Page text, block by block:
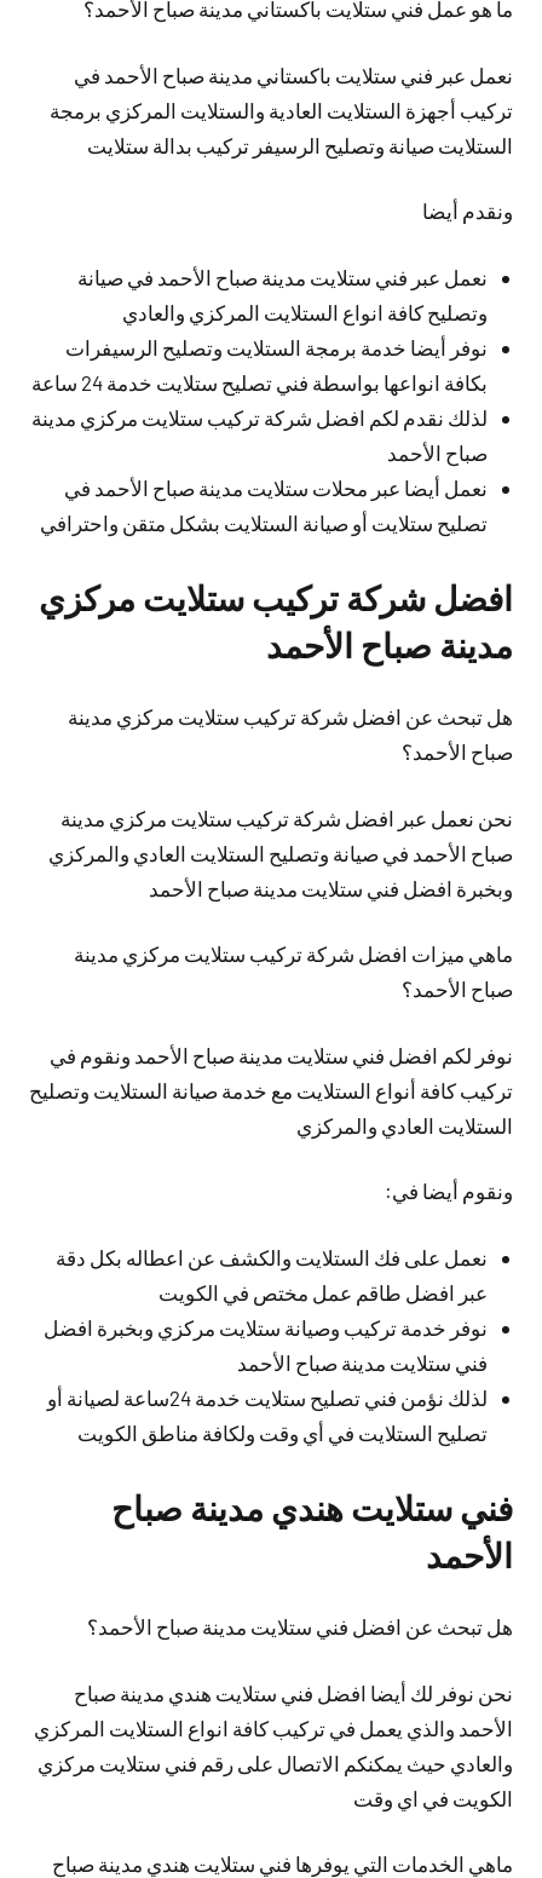
ما هو عمل فني ستلايت باكستاني مدينة صباح الأحمد؟
نعمل عبر فني ستلايت باكستاني مدينة صباح الأحمد في
تركيب أجهزة الستلايت العادية والستلايت المركزي برمجة
الستلايت صيانة وتصليح الرسيفر تركيب بدالة ستلايت
ونقدم أيضا
نعمل عبر فني ستلايت مدينة صباح الأحمد في صيانة
وتصليح كافة انواع الستلايت المركزي والعادي
نوفر أيضا خدمة برمجة الستلايت وتصليح الرسيفرات
بكافة انواعها بواسطة فني تصليح ستلايت خدمة 24 ساعة
لذلك نقدم لكم افضل شركة تركيب ستلايت مركزي مدينة
صباح الأحمد
نعمل أيضا عبر محلات ستلايت مدينة صباح الأحمد في
تصليح ستلايت أو صيانة الستلايت بشكل متقن واحترافي
افضل شركة تركيب ستلايت مركزي
مدينة صباح الأحمد
هل تبحث عن افضل شركة تركيب ستلايت مركزي مدينة
صباح الأحمد؟
نحن نعمل عبر افضل شركة تركيب ستلايت مركزي مدينة
صباح الأحمد في صيانة وتصليح الستلايت العادي والمركزي
وبخبرة افضل فني ستلايت مدينة صباح الأحمد
ماهي ميزات افضل شركة تركيب ستلايت مركزي مدينة
صباح الأحمد؟
نوفر لكم افضل فني ستلايت مدينة صباح الأحمد ونقوم في
تركيب كافة أنواع الستلايت مع خدمة صيانة الستلايت وتصليح
الستلايت العادي والمركزي
ونقوم أيضا في:
نعمل على فك الستلايت والكشف عن اعطاله بكل دقة
عبر افضل طاقم عمل مختص في الكويت
نوفر خدمة تركيب وصيانة ستلايت مركزي وبخبرة افضل
فني ستلايت مدينة صباح الأحمد
لذلك نؤمن فني تصليح ستلايت خدمة 24ساعة لصيانة أو
تصليح الستلايت في أي وقت ولكافة مناطق الكويت
فني ستلايت هندي مدينة صباح
الأحمد
هل تبحث عن افضل فني ستلايت مدينة صباح الأحمد؟
نحن نوفر لك أيضا افضل فني ستلايت هندي مدينة صباح
الأحمد والذي يعمل في تركيب كافة انواع الستلايت المركزي
والعادي حيث يمكنكم الاتصال على رقم فني ستلايت مركزي
الكويت في اي وقت
ماهي الخدمات التي يوفرها فني ستلايت هندي مدينة صباح